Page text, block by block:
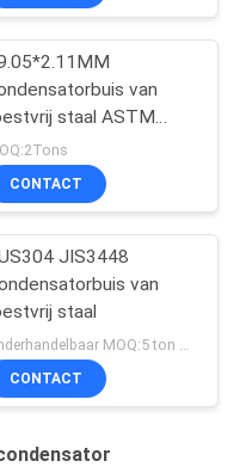
van
staal ASTM
316 316L
CONTACT
JIS3448
van
staal
CONTACT